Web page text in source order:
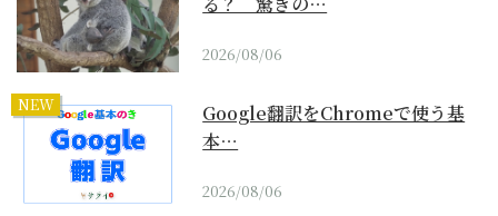
2026/08/06
NEW
Google翻訳をChromeで使う基
本…
2026/08/06